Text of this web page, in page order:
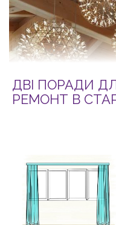
ДВІ ПОРАДИ
РЕМОНТ В